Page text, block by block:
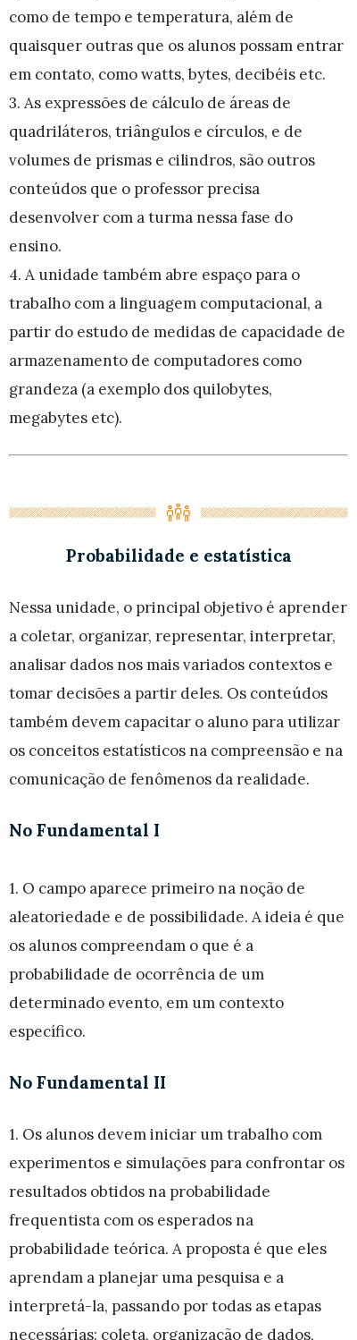
como de tempo e temperatura, além de
quaisquer outras que os alunos possam entrar
em contato, como watts, bytes, decibéis etc.
3. As expressões de cálculo de áreas de
quadriláteros, triângulos e círculos, e de
volumes de prismas e cilindros, são outros
conteúdos que o professor precisa
desenvolver com a turma nessa fase do
ensino.
4. A unidade também abre espaço para o
trabalho com a linguagem computacional, a
partir do estudo de medidas de capacidade de
armazenamento de computadores como
grandeza (a exemplo dos quilobytes,
megabytes etc).
Probabilidade e estatística
Nessa unidade, o principal objetivo é aprender
a coletar, organizar, representar, interpretar,
analisar dados nos mais variados contextos e
tomar decisões a partir deles. Os conteúdos
também devem capacitar o aluno para utilizar
os conceitos estatísticos na compreensão e na
comunicação de fenômenos da realidade.
No Fundamental I
1. O campo aparece primeiro na noção de
aleatoriedade e de possibilidade. A ideia é que
os alunos compreendam o que é a
probabilidade de ocorrência de um
determinado evento, em um contexto
específico.
No Fundamental II
1. Os alunos devem iniciar um trabalho com
experimentos e simulações para confrontar os
resultados obtidos na probabilidade
frequentista com os esperados na
probabilidade teórica. A proposta é que eles
aprendam a planejar uma pesquisa e a
interpretá-la, passando por todas as etapas
necessárias: coleta, organização de dados,